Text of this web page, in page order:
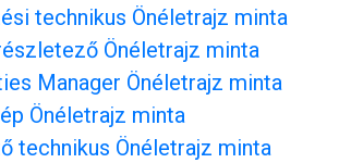
technikus Önéletrajz minta
Önéletrajz minta
Manager Önéletrajz minta
Önéletrajz minta
technikus Önéletrajz minta